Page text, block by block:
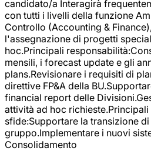
candidato/a Interagirà
con tutti i livelli della funzione
Controllo (Accounting &
l'assegnazione di progetti
hoc.Principali
mensili, i forecast update e gli
plans.Revisionare i requisiti di
direttive FP&A della
financial report delle
attività ad hoc
sfide:Supportare la transizione
gruppo.Implementare i nuovi
Consolidamento